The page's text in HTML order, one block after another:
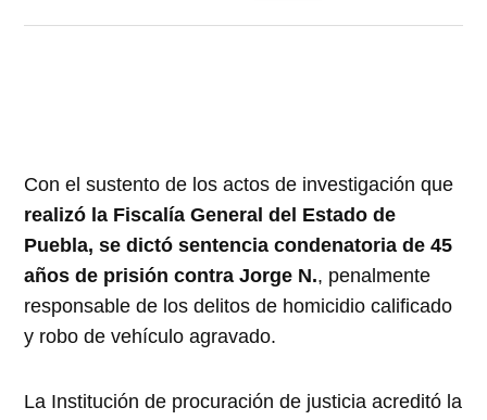
Con el sustento de los actos de investigación que
realizó la Fiscalía General del Estado de
Puebla, se dictó sentencia condenatoria de 45
años de prisión contra Jorge N., penalmente
responsable de los delitos de homicidio calificado
y robo de vehículo agravado.
La Institución de procuración de justicia acreditó la